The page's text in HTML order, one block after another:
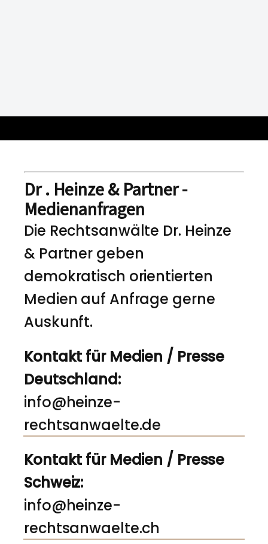
Dr . Heinze & Partner -
Medienanfragen
Die Rechtsanwälte Dr. Heinze
& Partner geben
demokratisch orientierten
Medien auf Anfrage gerne
Auskunft.
Kontakt für Medien / Presse
Deutschland:
info@heinze-
rechtsanwaelte.de
Kontakt für Medien / Presse
Schweiz:
info@heinze-
rechtsanwaelte.ch